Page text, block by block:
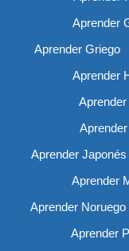
Aprender
Aprender Griego
Aprender
Aprender Japonés
Aprender
Aprender Noruego
Aprender